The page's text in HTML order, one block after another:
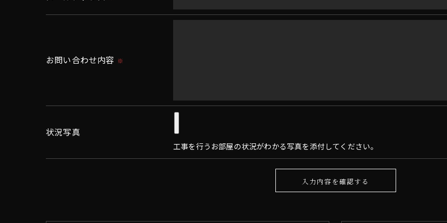
＜個人情報を与えなかった場合に生じる結果＞
必要な情報を頂けない場合は、それに対応した当社のサービスをご提供できない場合がございますの
＜個人情報の開示･訂正・削除･利用停止の手続について＞
個人情報の開示･訂正･削除・利用停止の具体的手続きにつきましては、お電話でお問合せ下さい。
お問い合わせ内容 ※
状況写真
工事を行うお部屋の状況がわかる写真を添付してください。
お問い合わせはこちら